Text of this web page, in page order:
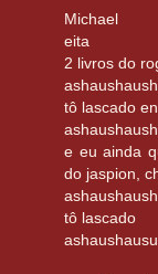
Michael
eita
2 livros do
tô lascado
e eu ainda
do jaspion,
tô lascado